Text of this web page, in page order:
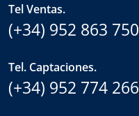
Tel Ventas.
(+34) 952 863 750
Tel. Captaciones.
(+34) 952 774 266